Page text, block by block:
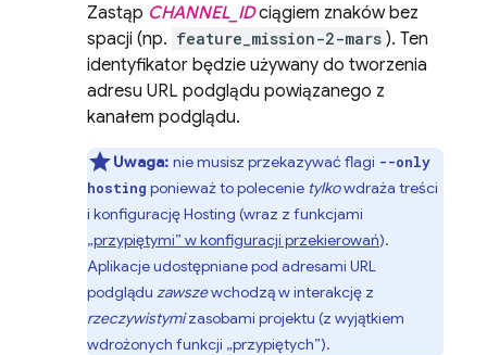
Zastąp CHANNEL_IDciągiem znaków bez
spacji (np. feature_mission-2-mars ). Ten
identyfikator będzie używany do tworzenia
adresu URL podglądu powiązanego z
kanałem podglądu.
Uwaga: nie musisz przekazywać flagi --only
hosting ponieważ to polecenie tylkowdraża treści
i konfiguracjęHosting (wraz z funkcjami
„przypiętymi” w konfiguracji przekierowań).
Aplikacje udostępniane pod adresami URL
podglądu zawszewchodzą w interakcję z
rzeczywistymizasobami projektu (z wyjątkiem
wdrożonych funkcji „przypiętych”).